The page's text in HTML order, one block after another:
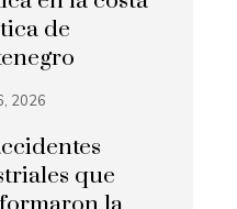
de
2026
que